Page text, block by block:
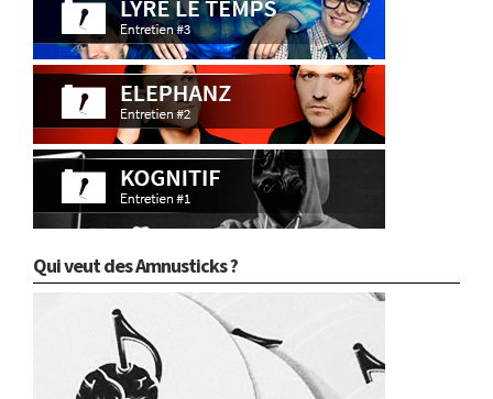
Qui veut des Amnusticks ?